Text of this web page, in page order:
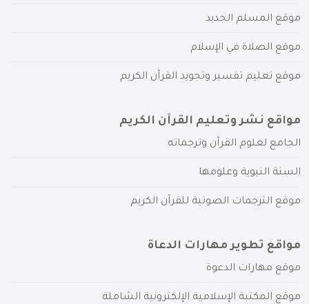
موقع المسلم الجديد
موقع الصلاة في الإسلام
موقع تعليم تفسير وتجويد القرآن الكريم
مواقع نشر وتعليم القرآن الكريم
الجامع لعلوم القرآن وترجماته
السنة النبوية وعلومها
موقع الترجمات الصوتية للقرآن الكريم
مواقع تطوير مهارات الدعاة
موقع مهارات الدعوة
موقع المكتبة الإسلامية الإلكترونية الشاملة